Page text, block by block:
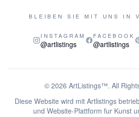
BLEIBEN SIE MIT UNS IN
INSTAGRAM
@artlistings
FACEBOOK
@artlistings
© 2026 ArtListings™. All
Diese Website wird mit Artlistings
und Website-Plattform fur Kunst